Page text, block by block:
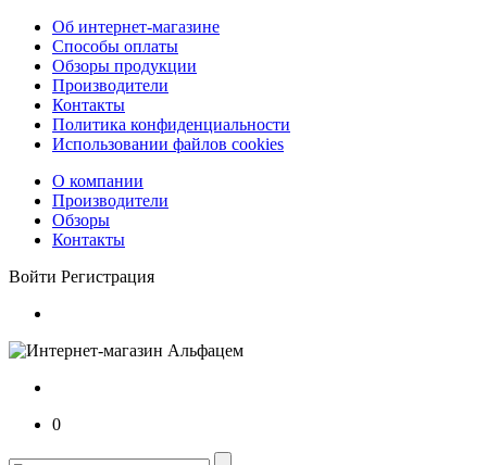
Об интернет-магазине
Способы оплаты
Обзоры продукции
Производители
Контакты
Политика конфиденциальности
Использовании файлов cookies
О компании
Производители
Обзоры
Контакты
Войти Регистрация
0